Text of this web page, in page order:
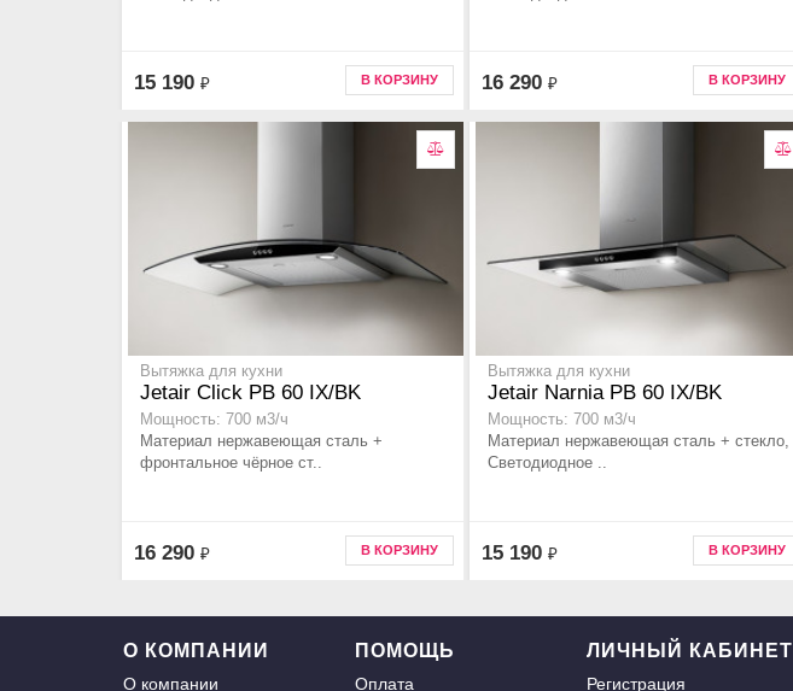
15 190 ₽ В КОРЗИНУ 16 290 ₽ В КОРЗИНУ
Вытяжка для кухни
Jetair Click PB 60 IX/BK
Мощность: 700 м3/ч
Материал нержавеющая сталь +
фронтальное чёрное ст..
16 290 ₽ В КОРЗИНУ
Вытяжка для кухни
Jetair Narnia PB 60 IX/BK
Мощность: 700 м3/ч
Материал нержавеющая сталь + стекло,
Светодиодное ..
15 190 ₽ В КОРЗИНУ
О КОМПАНИИ
О компании
ПОМОЩЬ
Оплата
ЛИЧНЫЙ КАБИНЕТ
Регистрация